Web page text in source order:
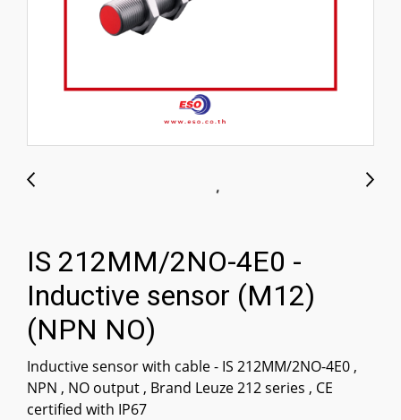
IS 212MM/2NO-4E0 -
Inductive sensor (M12)
(NPN NO)
Inductive sensor with cable - IS 212MM/2NO-4E0 ,
NPN , NO output , Brand Leuze 212 series , CE
certified with IP67